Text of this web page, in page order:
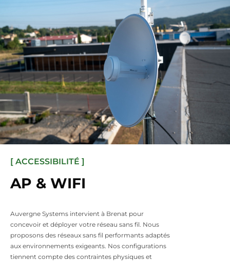
[ ACCESSIBILITÉ ]
AP & WIFI
Auvergne Systems intervient à Brenat pour
concevoir et déployer votre réseau sans fil. Nous
proposons des réseaux sans fil performants adaptés
aux environnements exigeants. Nos configurations
tiennent compte des contraintes physiques et